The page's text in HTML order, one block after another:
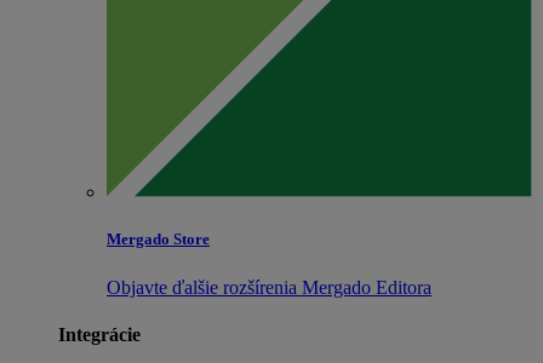
Mergado Store
Objavte ďalšie rozšírenia Mergado Editora
Integrácie